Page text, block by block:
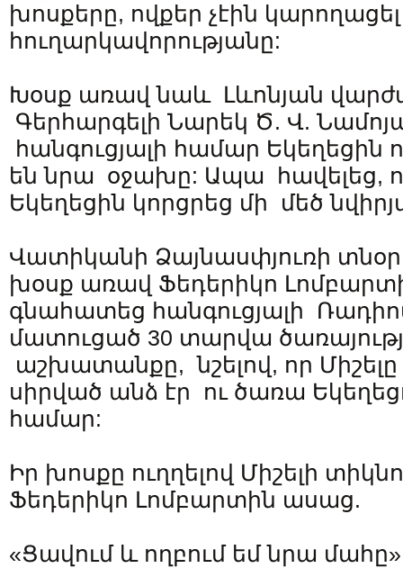
խոսքերը, ովքեր չէին
հուղարկավորությանը:
Խօսք առավ նաև Լևոնյան
Գերհարգելի Նարեկ Ծ. Վ.
հանգուցյալի համար Եկեղեցին
են նրա օջախը: Ապա հավելեց,
Եկեղեցին կորցրեց մի մեծ
Վատիկանի Ձայնասփյուռի
խօսք առավ Ֆեդերիկո
գնահատեց հանգուցյալի
մատուցած 30 տարվա
աշխատանքը, նշելով, որ Միշելը
սիրված անձ էր ու ծառա
համար:
Իր խոսքը ուղղելով Միշելի
Ֆեդերիկո Լոմբարտին ասաց.
«Ցավում և ողբում եմ նրա